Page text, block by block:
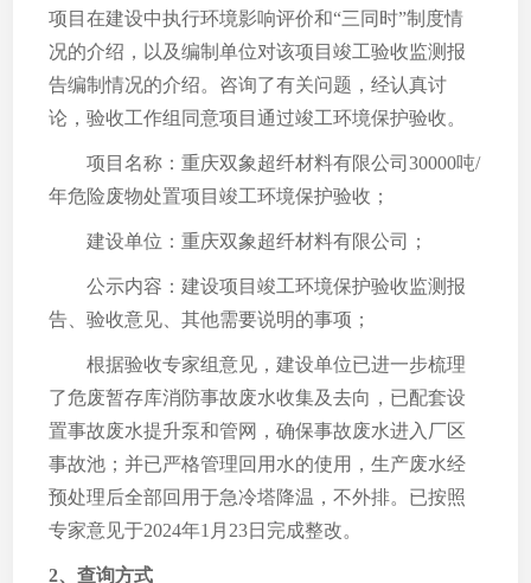
项目在建设中执行环境影响评价和“三同时”制度情
况的介绍，以及编制单位对该项目竣工验收监测报
告编制情况的介绍。咨询了有关问题，经认真讨
论，验收工作组同意项目通过竣工环境保护验收。
项目名称：重庆双象超纤材料有限公司30000吨/
年危险废物处置项目竣工环境保护验收；
建设单位：重庆双象超纤材料有限公司；
公示内容：建设项目竣工环境保护验收监测报
告、验收意见、其他需要说明的事项；
根据验收专家组意见，建设单位已进一步梳理
了危废暂存库消防事故废水收集及去向，已配套设
置事故废水提升泵和管网，确保事故废水进入厂区
事故池；并已严格管理回用水的使用，生产废水经
预处理后全部回用于急冷塔降温，不外排。已按照
专家意见于2024年1月23日完成整改。
2、查询方式